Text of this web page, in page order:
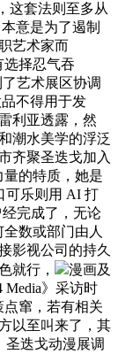
这套法则至多从
意是为了遏制
艺术家而
选择忍气吞
艺术展区协调
不得用于发
利亚透露，然
潮水美学的浮泛
齐聚圣迭戈加入
的特质，她是
可乐则用 AI 打
完成了，无论
数或部门由人
影视公司的持久
就行，
漫画及
Media》采访时
窜，若有相关
以至叫来了，其
圣迭戈动漫展调